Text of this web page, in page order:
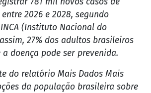
2026 e 2028, segundo
(Instituto Nacional do
27% dos adultos brasileiros
doença pode ser prevenida.
do relatório Mais Dados Mais
da população brasileira sobre